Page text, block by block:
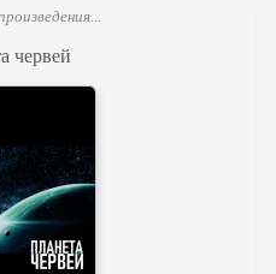
червей